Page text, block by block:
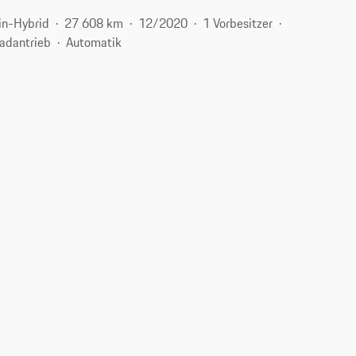
Hybrid 27 608 km 12/2020
1 Vorbesitzer
Automatik